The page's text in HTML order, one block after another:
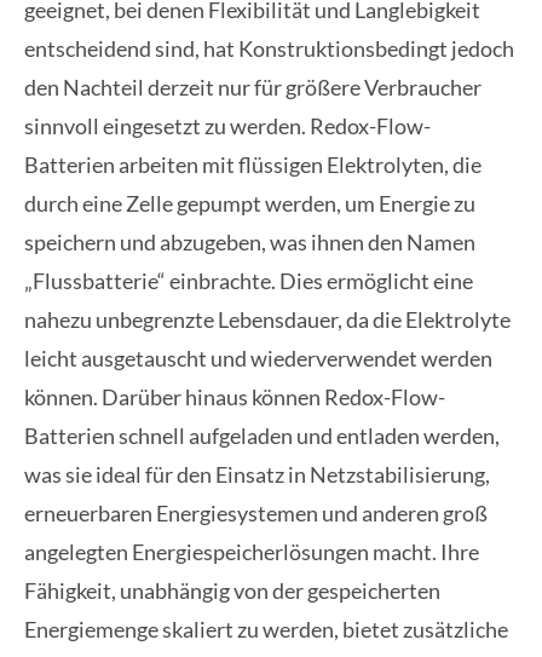
geeignet, bei denen Flexibilität und Langlebigkeit
entscheidend sind, hat Konstruktionsbedingt jedoch
den Nachteil derzeit nur für größere Verbraucher
sinnvoll eingesetzt zu werden. Redox-Flow-
Batterien arbeiten mit flüssigen Elektrolyten, die
durch eine Zelle gepumpt werden, um Energie zu
speichern und abzugeben, was ihnen den Namen
„Flussbatterie“ einbrachte. Dies ermöglicht eine
nahezu unbegrenzte Lebensdauer, da die Elektrolyte
leicht ausgetauscht und wiederverwendet werden
können. Darüber hinaus können Redox-Flow-
Batterien schnell aufgeladen und entladen werden,
was sie ideal für den Einsatz in Netzstabilisierung,
erneuerbaren Energiesystemen und anderen groß
angelegten Energiespeicherlösungen macht. Ihre
Fähigkeit, unabhängig von der gespeicherten
Energiemenge skaliert zu werden, bietet zusätzliche